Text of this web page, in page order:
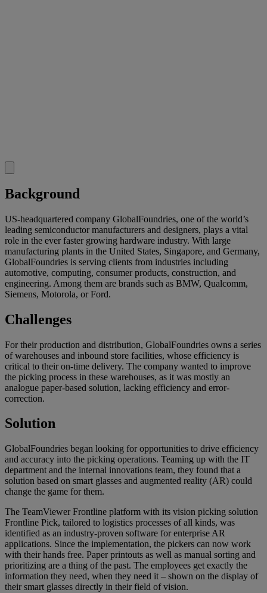
Background
US-headquartered company GlobalFoundries, one of the world’s
leading semiconductor manufacturers and designers, plays a vital
role in the ever faster growing hardware industry. With large
manufacturing plants in the United States, Singapore, and Germany,
GlobalFoundries is serving clients from industries including
automotive, computing, consumer products, construction, and
engineering. Among them are brands such as BMW, Qualcomm,
Siemens, Motorola, or Ford.
Challenges
For their production and distribution, GlobalFoundries owns a series
of warehouses and inbound store facilities, whose efficiency is
critical to their on-time delivery. The company wanted to improve
the picking process in these warehouses, as it was mostly an
analogue paper-based solution, lacking efficiency and error-
correction.
Solution
GlobalFoundries began looking for opportunities to drive efficiency
and accuracy into the picking operations. Teaming up with the IT
department and the internal innovations team, they found that a
solution based on smart glasses and augmented reality (AR) could
change the game for them.
The TeamViewer Frontline platform with its vision picking solution
Frontline Pick, tailored to logistics processes of all kinds, was
identified as an industry-proven software for enterprise AR
applications. Since the implementation, the pickers can now work
with their hands free. Paper printouts as well as manual sorting and
prioritizing are a thing of the past. The employees get exactly the
information they need, when they need it – shown on the display of
their smart glasses directly in their field of vision.